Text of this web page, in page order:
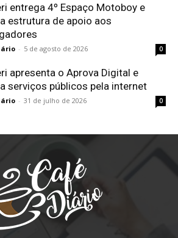
entrega 4º Espaço Motoboy e
estrutura de apoio aos
- 5 de agosto de 2026 0
apresenta o Aprova Digital e
serviços públicos pela internet
- 31 de julho de 2026 0